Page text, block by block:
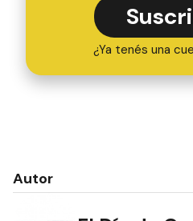
¿Ya tenés una
Autor